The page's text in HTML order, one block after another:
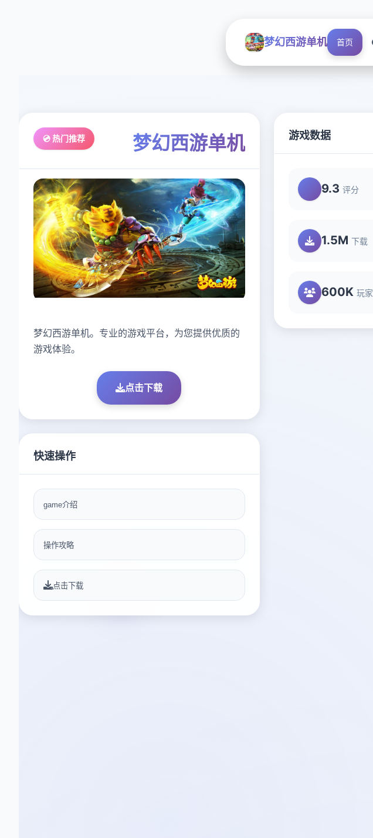
梦幻西游单机 首页
💿 热门推荐 梦幻西游单机
梦幻西游单机。专业的游戏平台，为您提供优质的
游戏体验。
点击下载
游戏数据
9.3 评分
1.5M 下载
600K 玩家
快速操作
game介绍
操作攻略
点击下载